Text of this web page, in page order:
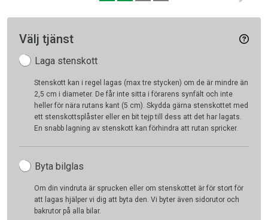
Välj tjänst
Laga stenskott
Stenskott kan i regel lagas (max tre stycken) om de är mindre än
2,5 cm i diameter. De får inte sitta i förarens synfält och inte
heller för nära rutans kant (5 cm). Skydda gärna stenskottet med
ett stenskottsplåster eller en bit tejp till dess att det har lagats.
En snabb lagning av stenskott kan förhindra att rutan spricker.
Byta bilglas
Om din vindruta är sprucken eller om stenskottet är för stort för
att lagas hjälper vi dig att byta den. Vi byter även sidorutor och
bakrutor på alla bilar.